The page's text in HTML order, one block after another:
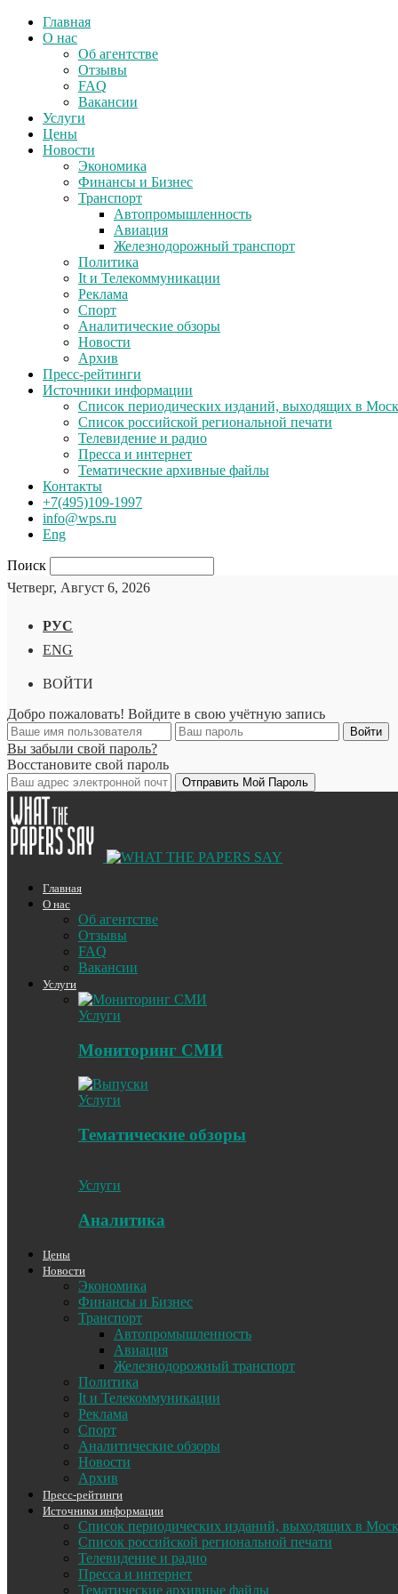
Главная
О нас
Об агентстве
Отзывы
FAQ
Вакансии
Услуги
Цены
Новости
Экономика
Финансы и Бизнес
Транспорт
Автопромышленность
Авиация
Железнодорожный транспорт
Политика
It и Телекоммуникации
Реклама
Спорт
Аналитические обзоры
Новости
Архив
Пресс-рейтинги
Источники информации
Список периодических изданий, выходящих в
Список российской региональной печати
Телевидение и радио
Пресса и интернет
Тематические архивные файлы
Контакты
+7(495)109-1997
info@wps.ru
Eng
Поиск
Четверг, Август 6, 2026
РУС
ENG
ВОЙТИ
Добро пожаловать! Войдите в свою учётную запись
Вы забыли свой пароль?
Восстановите свой пароль
Главная
О нас
Об агентстве
Отзывы
FAQ
Вакансии
Услуги
Услуги
Мониторинг СМИ
Услуги
Тематические обзоры
Услуги
Аналитика
Цены
Новости
Экономика
Финансы и Бизнес
Транспорт
Автопромышленность
Авиация
Железнодорожный транспорт
Политика
It и Телекоммуникации
Реклама
Спорт
Аналитические обзоры
Новости
Архив
Пресс-рейтинги
Источники информации
Список периодических изданий, выходящих в
Список российской региональной печати
Телевидение и радио
Пресса и интернет
Тематические архивные файлы